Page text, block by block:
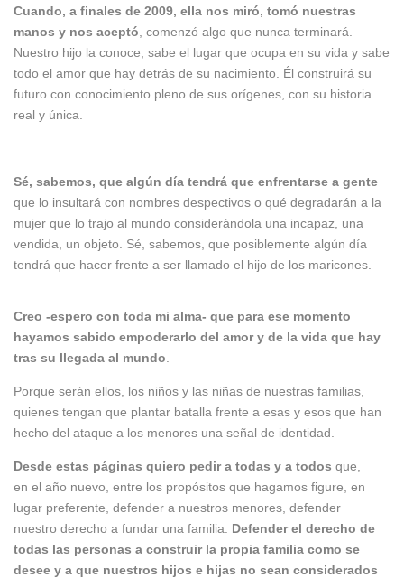
Cuando, a finales de 2009, ella nos miró, tomó nuestras
manos y nos aceptó , comenzó algo que nunca terminará.
Nuestro hijo la conoce, sabe el lugar que ocupa en su vida y sabe
todo el amor que hay detrás de su nacimiento. Él construirá su
futuro con conocimiento pleno de sus orígenes, con su historia
real y única.
Sé, sabemos, que algún día tendrá que enfrentarse a gente
que lo insultará con nombres despectivos o qué degradarán a la
mujer que lo trajo al mundo considerándola una incapaz, una
vendida, un objeto. Sé, sabemos, que posiblemente algún día
tendrá que hacer frente a ser llamado el hijo de los maricones.
Creo -espero con toda mi alma- que para ese momento
hayamos sabido empoderarlo del amor y de la vida que hay
tras su llegada al mundo
Porque serán ellos, los niños y las niñas de nuestras familias,
quienes tengan que plantar batalla frente a esas y esos que han
hecho del ataque a los menores una señal de identidad.
Desde estas páginas quiero pedir a todas y a todos que,
en el año nuevo, entre los propósitos que hagamos figure, en
lugar preferente, defender a nuestros menores, defender
nuestro derecho a fundar una familia. Defender el derecho de
todas las personas a construir la propia familia como se
desee y a que nuestros hijos e hijas no sean considerados